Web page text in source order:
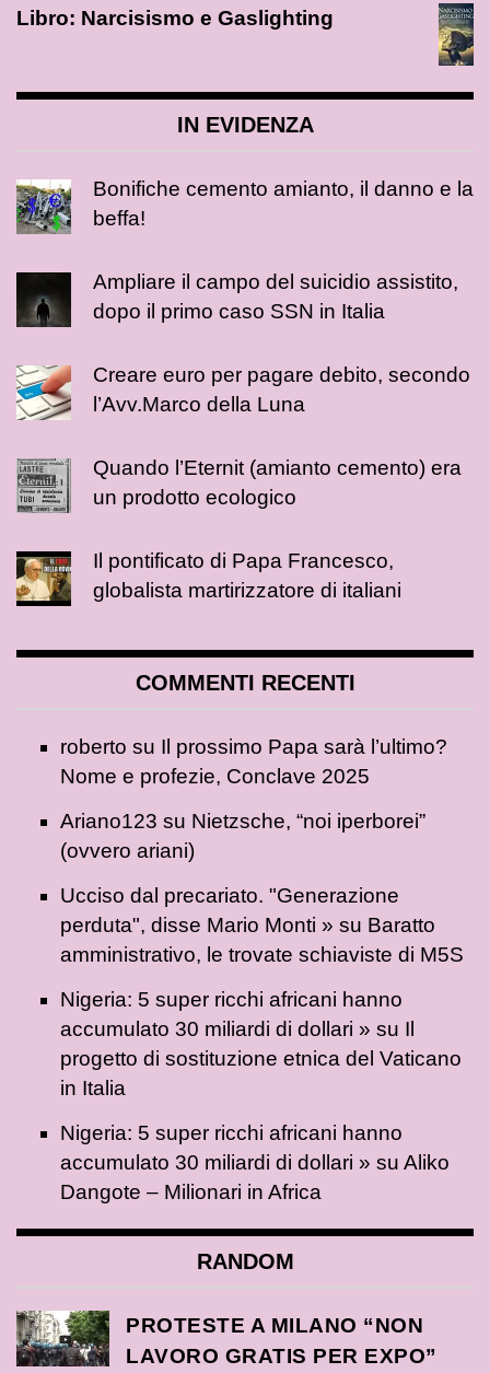
Libro: Narcisismo e Gaslighting
IN EVIDENZA
Bonifiche cemento amianto, il danno e la
beffa!
Ampliare il campo del suicidio assistito,
dopo il primo caso SSN in Italia
Creare euro per pagare debito, secondo
l’Avv.Marco della Luna
Quando l’Eternit (amianto cemento) era
un prodotto ecologico
Il pontificato di Papa Francesco,
globalista martirizzatore di italiani
COMMENTI RECENTI
roberto su Il prossimo Papa sarà l’ultimo?
Nome e profezie, Conclave 2025
Ariano123 su Nietzsche, “noi iperborei”
(ovvero ariani)
Ucciso dal precariato. "Generazione
perduta", disse Mario Monti » su Baratto
amministrativo, le trovate schiaviste di M5S
Nigeria: 5 super ricchi africani hanno
accumulato 30 miliardi di dollari » su Il
progetto di sostituzione etnica del Vaticano
in Italia
Nigeria: 5 super ricchi africani hanno
accumulato 30 miliardi di dollari » su Aliko
Dangote – Milionari in Africa
RANDOM
PROTESTE A MILANO “NON
LAVORO GRATIS PER EXPO”